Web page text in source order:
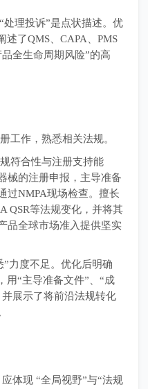
处理投诉”是点状描述。优
述了QMS、CAPA、PMS
全生命周期风险”的高
工作，熟悉相关法规。
符合性与注册支持能
械的注册申报，主导准备
过NMPA现场检查。擅长
QSR等法规变化，并将其
品全球市场准入提供坚实
”力度不足。优化后明确
用“主导准备文件”、“成
展示了将前沿法规转化
体现 “全局视野”与“法规